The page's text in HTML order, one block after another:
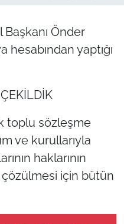
Önder
yaptığı
toplu sözleşme
ve kurullarıyla
haklarının
çözülmesi için bütün